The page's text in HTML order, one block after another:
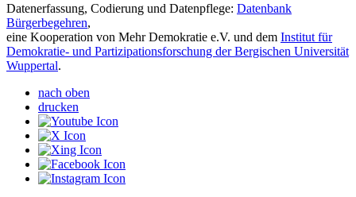
Datenerfassung, Codierung und Datenpflege: Datenbank
Bürgerbegehren,
eine Kooperation von Mehr Demokratie e.V. und dem Institut für
Demokratie- und Partizipationsforschung der Bergischen Universität
Wuppertal.
nach oben
drucken